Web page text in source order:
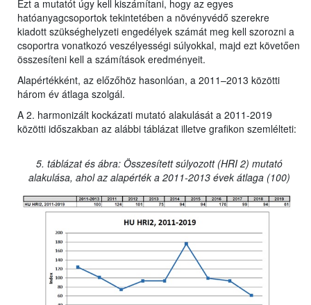
Ezt a mutatót úgy kell kiszámítani, hogy az egyes
hatóanyagcsoportok tekintetében a növényvédő szerekre
kiadott szükséghelyzeti engedélyek számát meg kell szorozni a
csoportra vonatkozó veszélyességi súlyokkal, majd ezt követően
összesíteni kell a számítások eredményeit.
Alapértékként, az előzőhöz hasonlóan, a 2011–2013 közötti
három év átlaga szolgál.
A 2. harmonizált kockázati mutató alakulását a 2011-2019
közötti időszakban az alábbi táblázat illetve grafikon szemlélteti:
5. táblázat és ábra: Összesített súlyozott (HRI 2) mutató
alakulása, ahol az alapérték a 2011-2013 évek átlaga (100)